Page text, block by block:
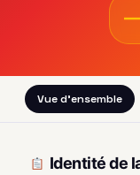
Vue d'ensemble
Identité de